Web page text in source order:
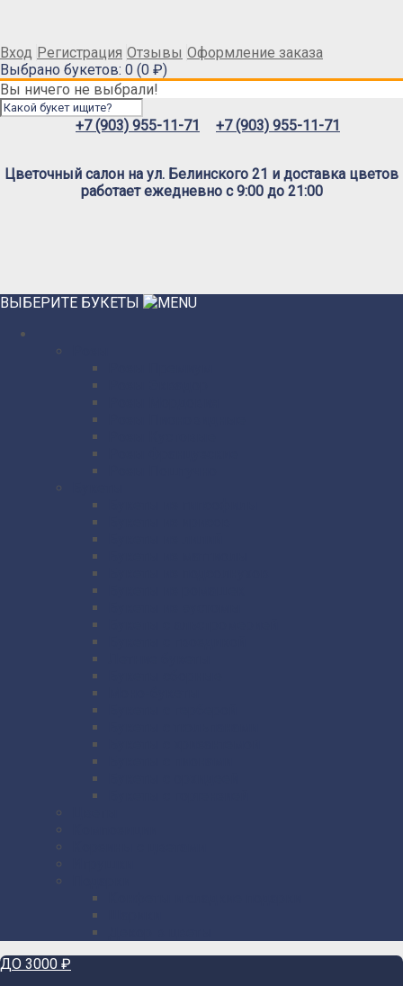
Вход Регистрация Отзывы Оформление заказа
Выбрано букетов: 0 (0 ₽)
Вы ничего не выбрали!
+7 (903) 955-11-71 +7 (903) 955-11-71
Цветочный салон на ул. Белинского 21 и доставка цветов
работает ежедневно с 9:00 до 21:00
ВЫБЕРИТЕ БУКЕТЫ
ДО 3000 ₽